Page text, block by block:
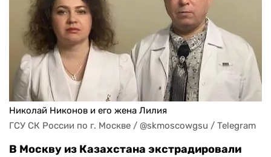
Николай Никонов и его жена Лилия
ГСУ СК России по г. Москве / @skmoscowgsu / Telegram
В Москву из Казахстана экстрадировали